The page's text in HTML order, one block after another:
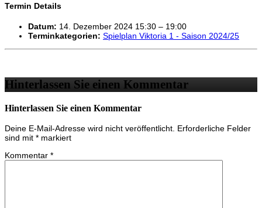
Termin Details
Datum: 14. Dezember 2024 15:30 – 19:00
Terminkategorien: Spielplan Viktoria 1 - Saison 2024/25
Hinterlassen Sie einen Kommentar
Hinterlassen Sie einen Kommentar
Deine E-Mail-Adresse wird nicht veröffentlicht. Erforderliche Felder
sind mit * markiert
Kommentar *